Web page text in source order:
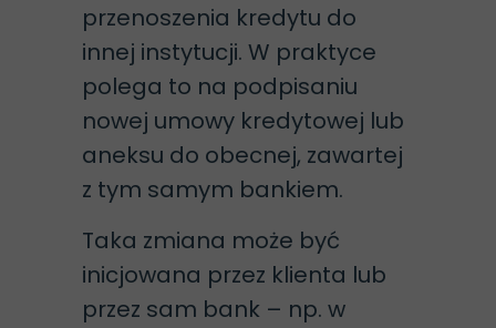
przenoszenia kredytu do
innej instytucji. W praktyce
polega to na podpisaniu
nowej umowy kredytowej lub
aneksu do obecnej, zawartej
z tym samym bankiem.
Taka zmiana może być
inicjowana przez klienta lub
przez sam bank – np. w